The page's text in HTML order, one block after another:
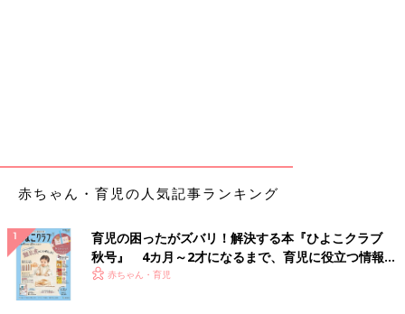
赤ちゃん・育児の人気記事ランキング
育児の困ったがズバリ！解決する本『ひよこクラブ
秋号』 4カ月～2才になるまで、育児に役立つ情報が
いっぱい！
赤ちゃん・育児